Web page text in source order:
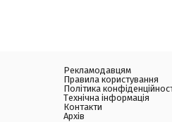
Рекламодавцям
Правила користування
Політика
Технічна інформація
Контакти
Архів